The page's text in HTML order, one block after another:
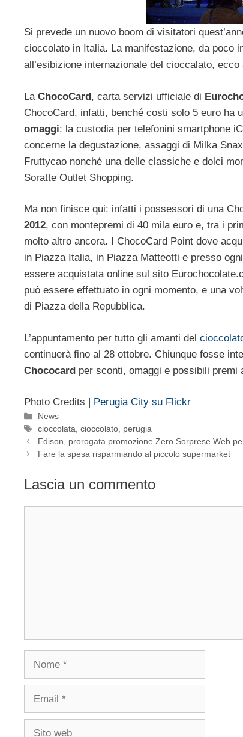
Si prevede un nuovo boom di visitatori
cioccolato in Italia. La manifestazione, da poco
all’esibizione internazionale del cioccalato,
La ChocoCard, carta servizi ufficiale di
ChocoCard, infatti, benché costi solo 5 euro ha
omaggi: la custodia per telefonini smartphone
concerne la degustazione, assaggi di Milka
Fruttycao nonché una delle classiche e dolci
Soratte Outlet Shopping.
Ma non finisce qui: infatti i possessori di una
2012, con montepremi di 40 mila euro e, tra i
molto altro ancora. I ChocoCard Point dove
in Piazza Italia, in Piazza Matteotti e presso
essere acquistata online sul sito
può essere effettuato in ogni momento, e una
di Piazza della Repubblica.
L’appuntamento per tutto gli amanti del
continuerà fino al 28 ottobre. Chiunque fosse
Chococard per sconti, omaggi e possibili premi
Photo Credits | Perugia City su Flickr
Categorie
News
Tag
cioccolata,cioccolato, perugia
Edison, prorogata promozione Zero Sorprese Web
Fare la spesa risparmiando al piccolo supermarket
Lascia un commento